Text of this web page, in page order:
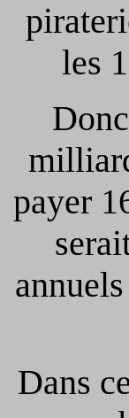
les
payer
Dans